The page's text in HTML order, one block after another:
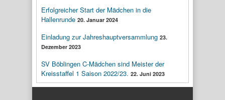
Erfolgreicher Start der Mädchen in die
Hallenrunde 20. Januar 2024
Einladung zur Jahreshauptversammlung 23.
Dezember 2023
SV Böblingen C-Mädchen sind Meister der
Kreisstaffel 1 Saison 2022/23. 22. Juni 2023